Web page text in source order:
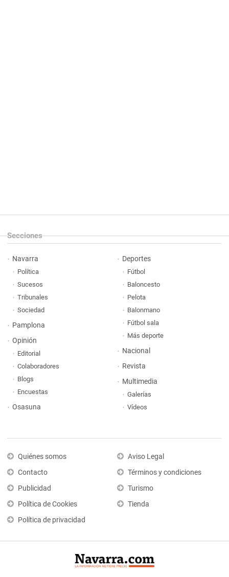
Secciones
Navarra
Política
Sucesos
Tribunales
Sociedad
Pamplona
Opinión
Editorial
Colaboradores
Blogs
Encuestas
Osasuna
Deportes
Fútbol
Baloncesto
Pelota
Balonmano
Fútbol sala
Más deporte
Nacional
Revista
Multimedia
Galerías
Vídeos
Quiénes somos
Contacto
Publicidad
Política de Cookies
Política de privacidad
Aviso Legal
Términos y condiciones
Turismo
Tienda